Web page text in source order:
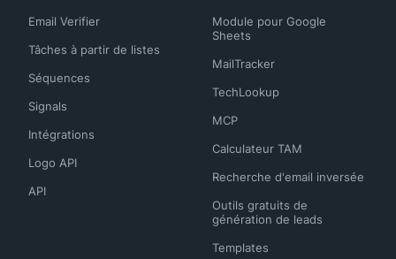
Email Verifier
Tâches à partir de listes
Séquences
Signals
Intégrations
Logo API
API
Module pour Google
Sheets
MailTracker
TechLookup
MCP
Calculateur TAM
Recherche d'email inversée
Outils gratuits de
génération de leads
Templates